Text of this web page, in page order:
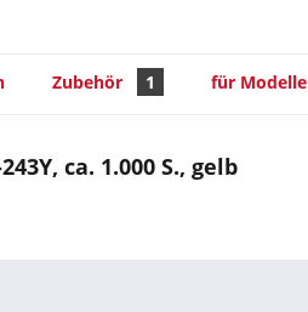
Zubehör 1 für Modelle
ca. 1.000 S., gelb